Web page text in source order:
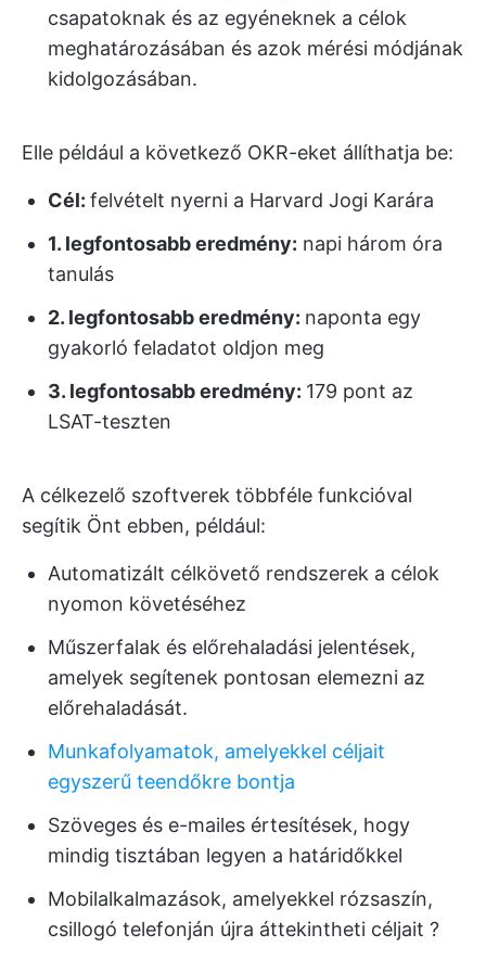
csapatoknak és az egyéneknek a célok
meghatározásában és azok mérési módjának
kidolgozásában.
Elle például a következő OKR-eket állíthatja be:
Cél: felvételt nyerni a Harvard Jogi Karára
1. legfontosabb eredmény: napi három óra
tanulás
2. legfontosabb eredmény: naponta egy
gyakorló feladatot oldjon meg
3. legfontosabb eredmény: 179 pont az
LSAT-teszten
A célkezelő szoftverek többféle funkcióval
segítik Önt ebben, például:
Automatizált célkövető rendszerek a célok
nyomon követéséhez
Műszerfalak és előrehaladási jelentések,
amelyek segítenek pontosan elemezni az
előrehaladását.
Munkafolyamatok, amelyekkel céljait
egyszerű teendőkre bontja
Szöveges és e-mailes értesítések, hogy
mindig tisztában legyen a határidőkkel
Mobilalkalmazások, amelyekkel rózsaszín,
csillogó telefonján újra áttekintheti céljait ?